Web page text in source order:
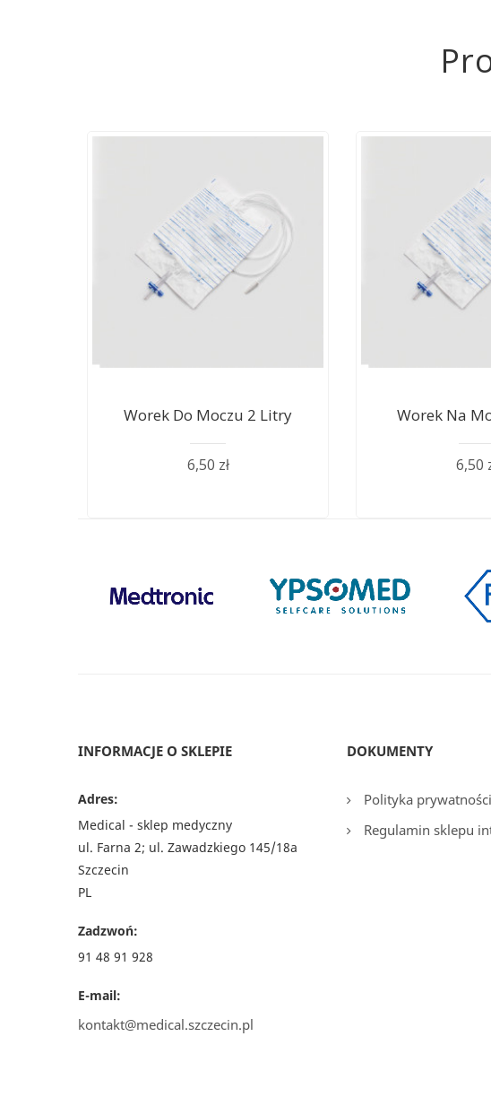
Worek Do Moczu 2 Litry
6,50 zł
Worek Na
6,50
INFORMACJE O SKLEPIE
Adres:
Medical - sklep medyczny
ul. Farna 2; ul. Zawadzkiego 145/18a
Szczecin
PL
Zadzwoń:
91 48 91 928
E-mail:
kontakt@medical.szczecin.pl
DOKUMENTY
Polityka prywatności
Regulamin sklepu